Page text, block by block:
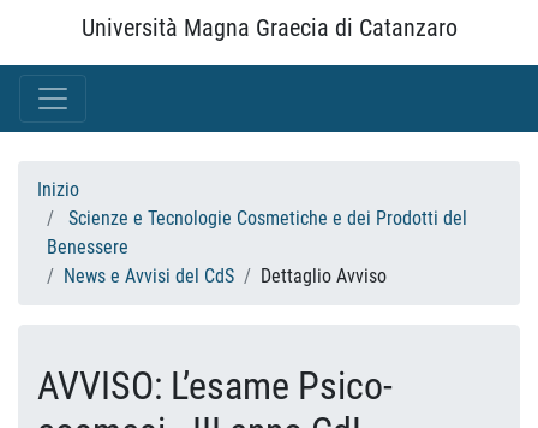
Università Magna Graecia di Catanzaro
Inizio
Scienze e Tecnologie Cosmetiche e dei Prodotti del
Benessere
News e Avvisi del CdS
Dettaglio Avviso
AVVISO: L’esame Psico-